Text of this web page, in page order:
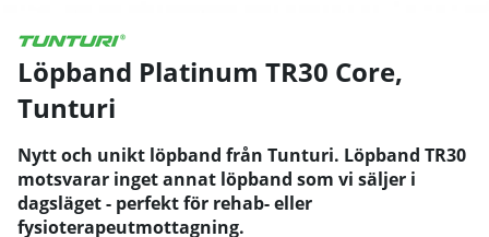
Löpband Platinum TR30 Core,
Tunturi
Nytt och unikt löpband från Tunturi. Löpband TR30
motsvarar inget annat löpband som vi säljer i
dagsläget - perfekt för rehab- eller
fysioterapeutmottagning.